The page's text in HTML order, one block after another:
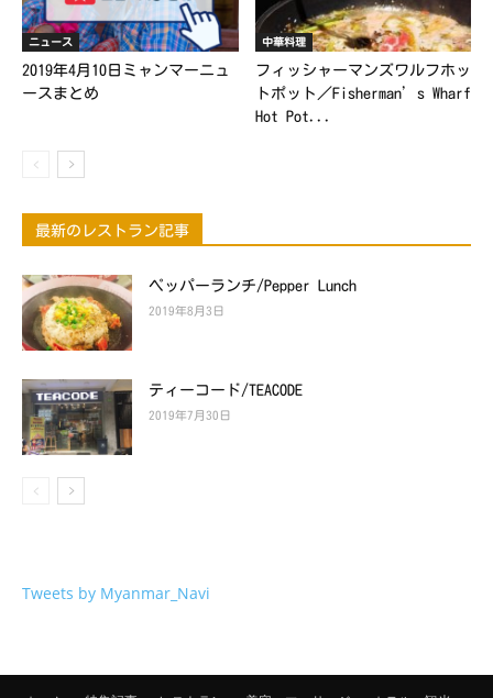
ニュース
2019年4月10日ミャンマーニュ
ースまとめ
中華料理
フィッシャーマンズワルフホッ
トポット／Fisherman’s Wharf
Hot Pot...
最新のレストラン記事
ペッパーランチ/Pepper Lunch
2019年8月3日
ティーコード/TEACODE
2019年7月30日
Tweets by Myanmar_Navi